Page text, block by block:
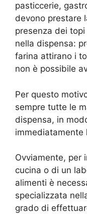
pasticcerie,
devono prestare
presenza dei
nella dispensa:
farina attirano i
non è possibile
Per questo
sempre tutte le
dispensa, in
immediatamente
Ovviamente, per
cucina o di un
alimenti è
specializzata
grado di